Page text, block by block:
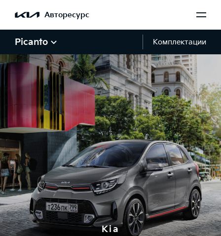
Авторесурс
Picanto Комплектации
Kia